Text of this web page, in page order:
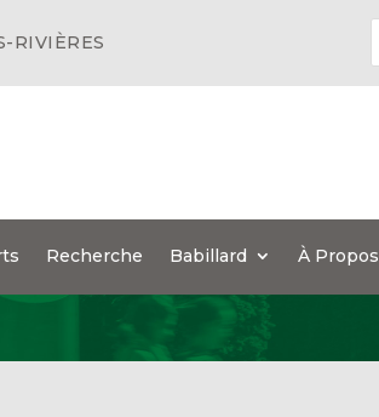
RIVIÈRES
Recherche Babillard À Propos